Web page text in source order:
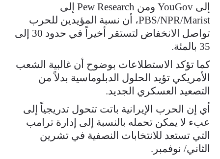
إلى YouGov ومن Pew Research إلى
PBS/NPR/Marist، أن نسبة المؤيدين للحرب
تواصل الانخفاض لتستقر أخيراً في حدود 30 إلى
35 بالمئة.
كما تؤكد الاستطلاعات بوضوح أن غالبية الشعب
الأمريكي تؤيد الحلول الدبلوماسية بدلاً من
التصعيد العسكري الجديد.
أي إن الحرب الإيرانية باتت تتحول تدريجياً إلى
عبء لا يمكن تحمله بالنسبة إلى إدارة ترامب
التي تستعد للانتخابات النصفية في تشرين
الثاني/ نوفمبر.